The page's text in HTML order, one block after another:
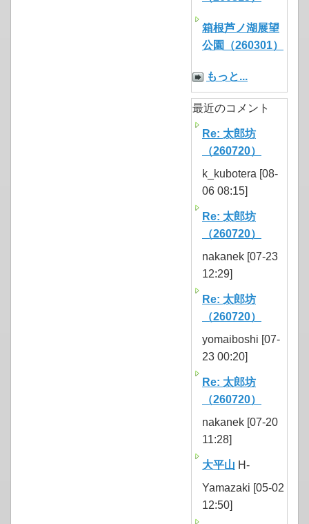
箱根芦ノ湖展望
公園（260301）
もっと...
最近のコメント
Re: 太郎坊
（260720）
k_kubotera [08-
06 08:15]
Re: 太郎坊
（260720）
nakanek [07-23
12:29]
Re: 太郎坊
（260720）
yomaiboshi [07-
23 00:20]
Re: 太郎坊
（260720）
nakanek [07-20
11:28]
大平山 H-
Yamazaki [05-02
12:50]